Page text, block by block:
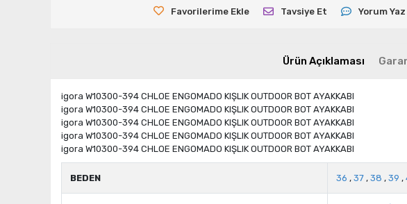
Favorilerime Ekle Tavsiye Et Yorum Yaz
Ürün Açıklaması
igora W10300-394 CHLOE ENGOMADO KIŞLIK OUTDOOR BOT AYAKKABI
igora W10300-394 CHLOE ENGOMADO KIŞLIK OUTDOOR BOT AYAKKABI
igora W10300-394 CHLOE ENGOMADO KIŞLIK OUTDOOR BOT AYAKKABI
igora W10300-394 CHLOE ENGOMADO KIŞLIK OUTDOOR BOT AYAKKABI
igora W10300-394 CHLOE ENGOMADO KIŞLIK OUTDOOR BOT AYAKKABI
BEDEN 36 , 37 , 38 , 39 ,